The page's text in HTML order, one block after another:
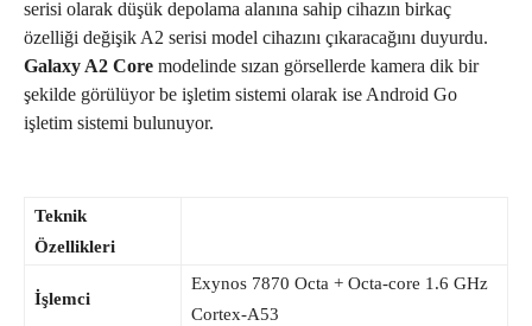
serisi olarak düşük depolama alanına sahip cihazın birkaç
özelliği değişik A2 serisi model cihazını çıkaracağını duyurdu.
Galaxy A2 Core modelinde sızan görsellerde kamera dik bir
şekilde görülüyor be işletim sistemi olarak ise Android Go
işletim sistemi bulunuyor.
Teknik
Özellikleri
İşlemci
Exynos 7870 Octa + Octa-core 1.6 GHz
Cortex-A53